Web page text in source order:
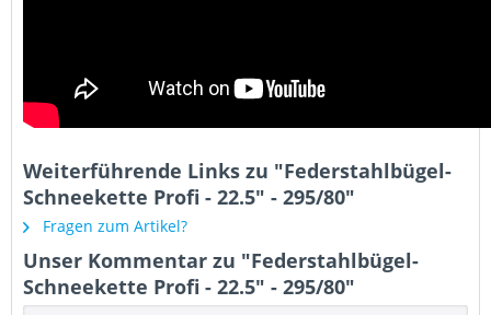
Weiterführende Links zu "Federstahlbügel-
Schneekette Profi - 22.5" - 295/80"
Fragen zum Artikel?
Unser Kommentar zu "Federstahlbügel-
Schneekette Profi - 22.5" - 295/80"